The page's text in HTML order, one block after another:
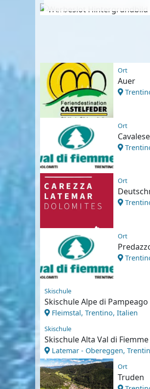
Anzeige
Ort
Auer
Ort
Cavalese
Ort
Ort
Skischule
Skischule Alpe di Pampeago
Fleimstal, Trentino, Italien
Skischule
Skischule Alta Val di
Latemar - Obereggen,
Ort
Truden